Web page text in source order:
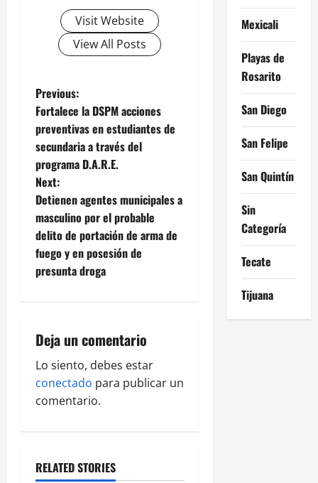
Visit Website
View All Posts
P
o
s
t
n
a
v
g
a
t
o
Previous:
Fortalece la DSPM acciones
preventivas en estudiantes de
secundaria a través del
programa D.A.R.E.
Next:
Detienen agentes municipales a
masculino por el probable
delito de portación de arma de
fuego y en posesión de
presunta droga
Deja un comentario
Lo siento, debes estar
conectado para publicar un
comentario.
RELATED STORIES
Mexicali
Playas de
Rosarito
San Diego
San Felipe
San Quintín
Sin
Categoría
Tecate
Tijuana